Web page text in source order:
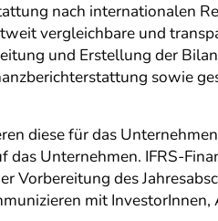
nach internationalen
vergleichbare und
und Erstellung der
sowie
diese für das
Unternehmen. IFRS-
Vorbereitung des
mit